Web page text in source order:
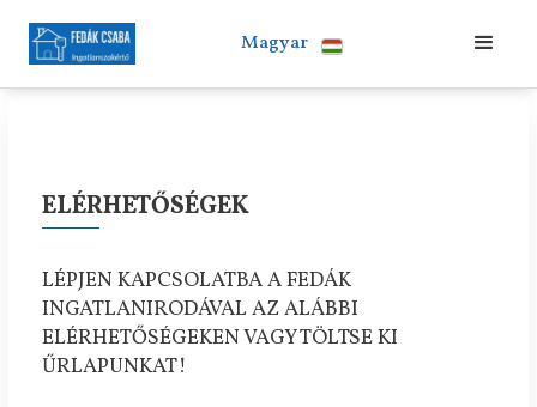
Magyar
ELÉRHETŐSÉGEK
LÉPJEN KAPCSOLATBA A FEDÁK
INGATLANIRODÁVAL AZ ALÁBBI
ELÉRHETŐSÉGEKEN VAGY TÖLTSE KI
ŰRLAPUNKAT!